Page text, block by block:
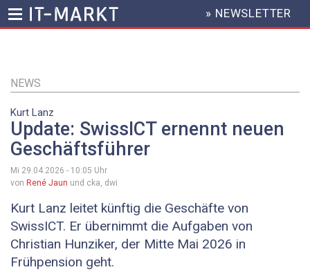
Inhalt
HEADER
MENU
» NEWSLETTER
NEWS
Kurt Lanz
Update: SwissICT ernennt neuen
Geschäftsführer
Mi 29.04.2026 - 10:05 Uhr
von René Jaun und cka, dwi
Kurt Lanz leitet künftig die Geschäfte von
SwissICT. Er übernimmt die Aufgaben von
Christian Hunziker, der Mitte Mai 2026 in
Frühpension geht.